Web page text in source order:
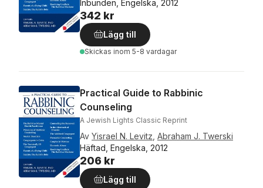
Inbunden, Engelska, 2012
342 kr
Lägg till
Skickas inom 5-8 vardagar
Practical Guide to Rabbinic
Counseling
A Jewish Lights Classic Reprint
Av Yisrael N. Levitz Abraham J. Twerski
Häftad, Engelska, 2012
206 kr
Lägg till